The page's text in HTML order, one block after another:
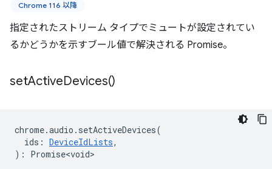
Chrome 116 以降
指定されたストリーム タイプでミュートが設定されてい
るかどうかを示すブール値で解決される Promise。
setActiveDevices()
chrome.audio . setActiveDevices(
ids : DeviceIdLists,
) : Promise<void>